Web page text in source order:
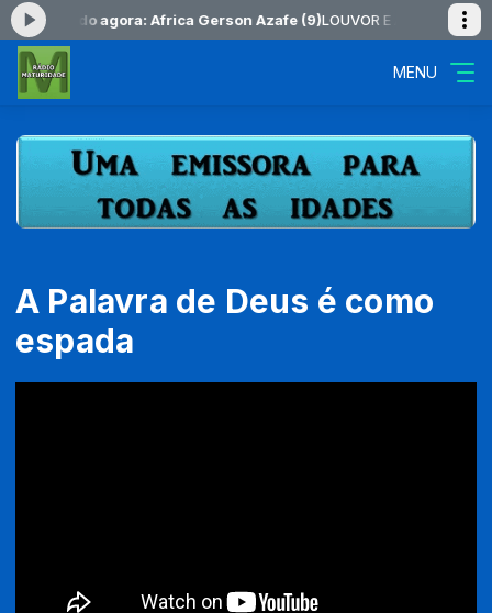
- Tocando agora: Africa Gerson Azafe (9)LOUVOR E ADORAÇÃO
MENU
A Palavra de Deus é como
espada